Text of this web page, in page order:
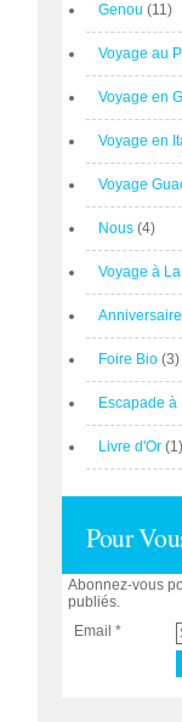
Genou (11)
Voyage au
Voyage en
Voyage en
Voyage
Nous (4)
Voyage à
Foire Bio (3)
Escapade à
Livre d'Or (1)
Pour
Abonnez-vous
publiés.
Email